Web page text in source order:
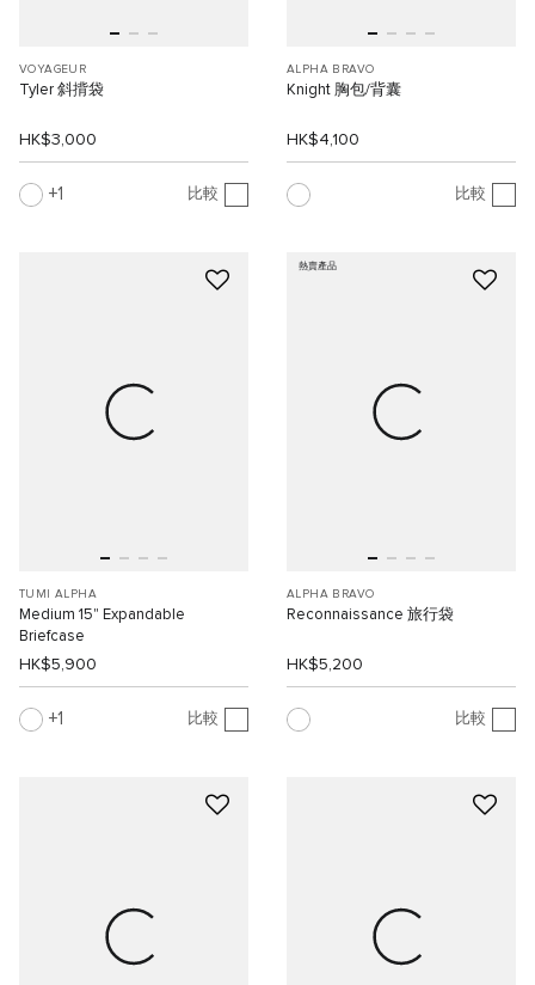
VOYAGEUR
Tyler 斜揹袋
HK$3,000
1 比較
ALPHA BRAVO
Knight 胸包/背囊
HK$4,100
比較
TUMI ALPHA
Medium 15" Expandable
Briefcase
HK$5,900
1 比較
熱賣產品
ALPHA BRAVO
Reconnaissance 旅行袋
HK$5,200
比較